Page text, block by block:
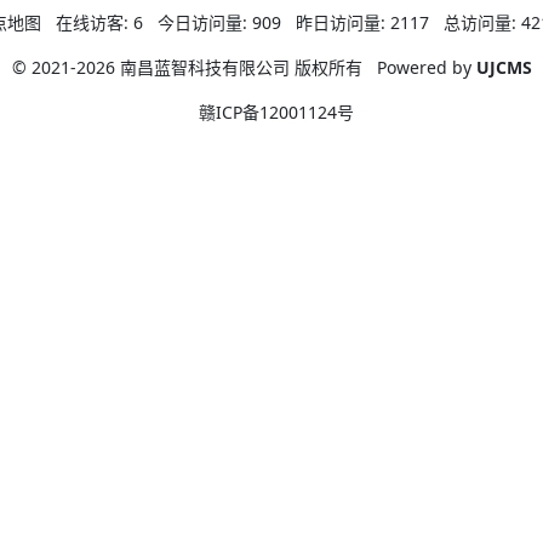
地图 在线访客: 6 今日访问量: 909 昨日访问量: 2117 总访问量:
© 2021-2026 南昌蓝智科技有限公司 版权所有
Powered by UJCMS
赣ICP备12001124号